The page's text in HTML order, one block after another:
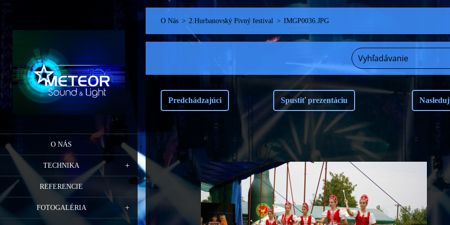
O NÁS
TECHNIKA
REFERENCIE
FOTOGALÉRIA
O Nás > 2.Hurbanovský Pivný festival > IMGP0036.JPG
Predchádzajúci Spustiť prezentáciu